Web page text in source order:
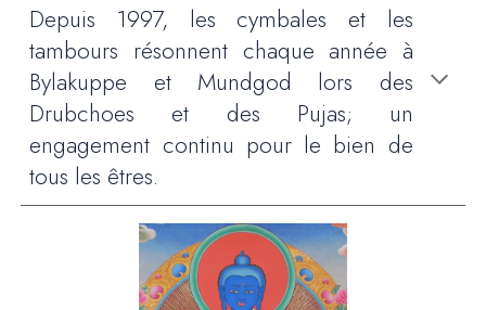
Depuis 1997, les cymbales et les
tambours résonnent chaque année à
Bylakuppe et Mundgod lors des
Drubchoes et des Pujas; un
engagement continu pour le bien de
tous les êtres.